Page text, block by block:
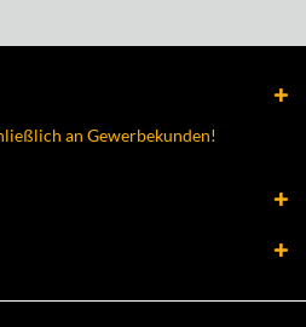
an Gewerbekunden!